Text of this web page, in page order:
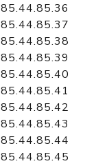
85.44.85.36
85.44.85.37
85.44.85.38
85.44.85.39
85.44.85.40
85.44.85.41
85.44.85.42
85.44.85.43
85.44.85.44
85.44.85.45